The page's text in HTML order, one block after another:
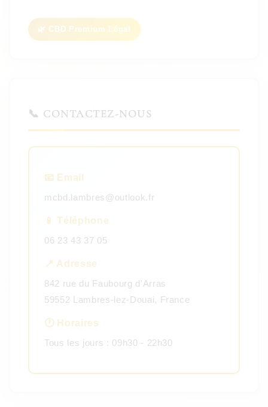
🌿 CBD Premium Légal
📞 CONTACTEZ-NOUS
📧 Email
mcbd.lambres@outlook.fr
📱 Téléphone
06 23 43 37 05
📍 Adresse
842 rue du Faubourg d'Arras
59552 Lambres-lez-Douai, France
🕐 Horaires
Tous les jours : 09h30 - 22h30